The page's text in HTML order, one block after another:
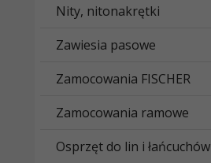
Nity, nitonakrętki
Zawiesia pasowe
Zamocowania FISCHER
Zamocowania ramowe
Osprzęt do lin i łańcuchów